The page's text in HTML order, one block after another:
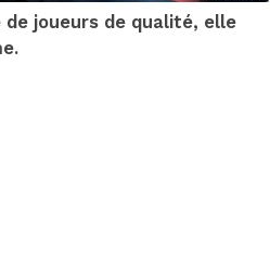
de joueurs de qualité, elle